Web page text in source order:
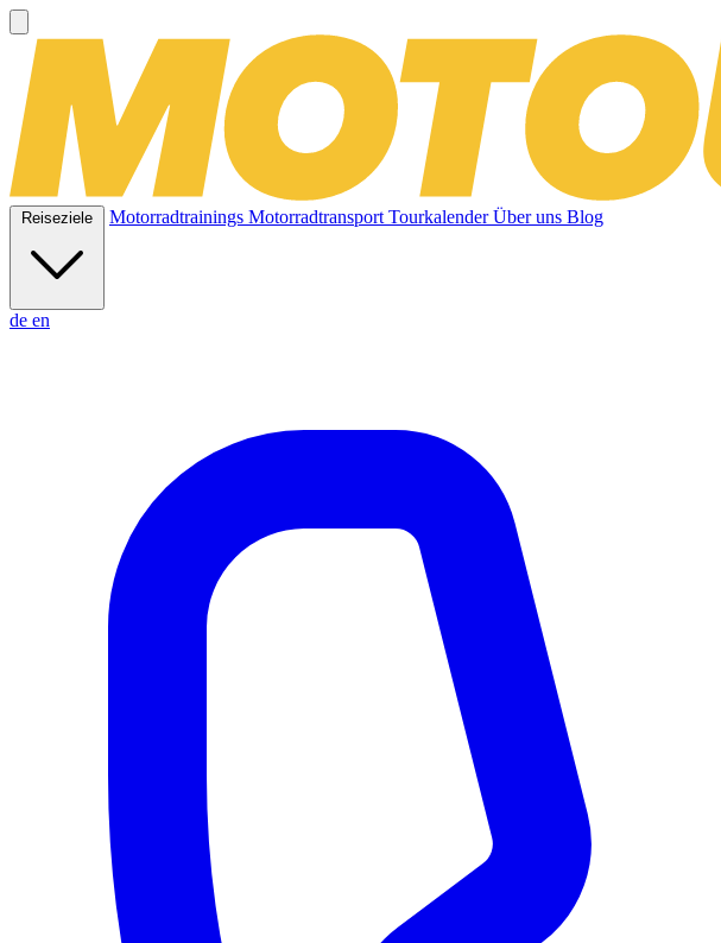
Reiseziele Motorradtrainings Motorradtransport TourkalenderÜber uns Blog
de en